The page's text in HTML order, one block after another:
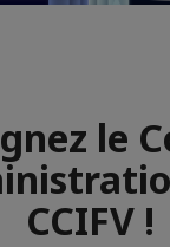
le
CCIFV !